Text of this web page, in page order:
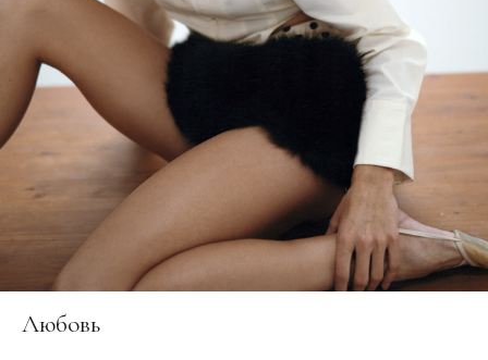
Любовь